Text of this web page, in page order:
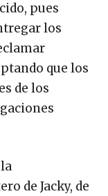
pues
los
que los
de los
de Jacky, de